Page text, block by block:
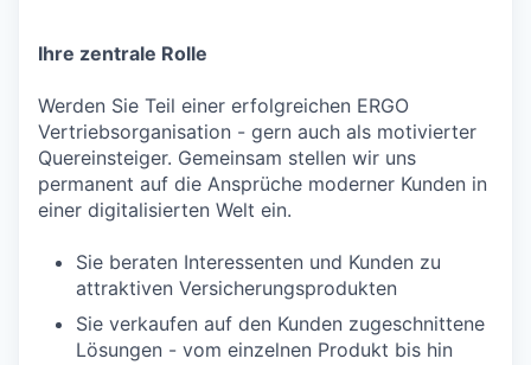
Ihre zentrale Rolle
Werden Sie Teil einer erfolgreichen ERGO
Vertriebsorganisation - gern auch als motivierter
Quereinsteiger. Gemeinsam stellen wir uns
permanent auf die Ansprüche moderner Kunden in
einer digitalisierten Welt ein.
Sie beraten Interessenten und Kunden zu
attraktiven Versicherungsprodukten
Sie verkaufen auf den Kunden zugeschnittene
Lösungen - vom einzelnen Produkt bis hin